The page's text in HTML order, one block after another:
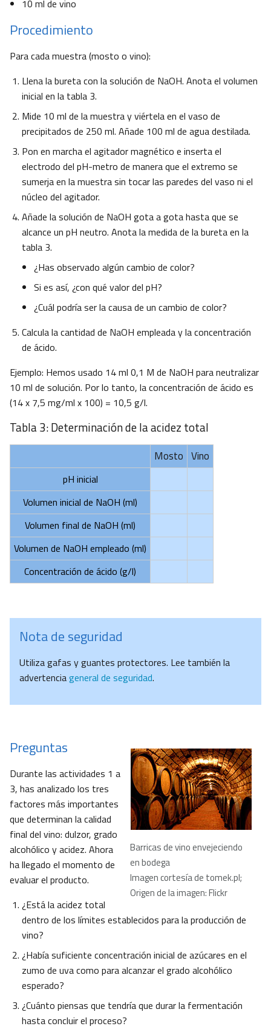
10 ml de vino
Procedimiento
Para cada muestra (mosto o vino):
Llena la bureta con la solución de NaOH. Anota el volumen
inicial en la tabla 3.
Mide 10 ml de la muestra y viértela en el vaso de
precipitados de 250 ml. Añade 100 ml de agua destilada.
Pon en marcha el agitador magnético e inserta el
electrodo del pH-metro de manera que el extremo se
sumerja en la muestra sin tocar las paredes del vaso ni el
núcleo del agitador.
Añade la solución de NaOH gota a gota hasta que se
alcance un pH neutro. Anota la medida de la bureta en la
tabla 3.
¿Has observado algún cambio de color?
Si es así, ¿con qué valor del pH?
¿Cuál podría ser la causa de un cambio de color?
Calcula la cantidad de NaOH empleada y la concentración
de ácido.
Ejemplo: Hemos usado 14 ml 0,1 M de NaOH para neutralizar
10 ml de solución. Por lo tanto, la concentración de ácido es
(14 x 7,5 mg/ml x 100) = 10,5 g/l.
Tabla 3: Determinación de la acidez total
Mosto Vino
pH inicial
Volumen inicial de NaOH (ml)
Volumen final de NaOH (ml)
Volumen de NaOH empleado (ml)
Concentración de ácido (g/l)
Nota de seguridad
Utiliza gafas y guantes protectores. Lee también la
advertenciageneral de seguridad.
Barricas de vino envejeciendo
en bodega
Imagen cortesía de tomek.pl;
Origen de la imagen: Flickr
Preguntas
Durante las actividades 1 a
3, has analizado los tres
factores más importantes
que determinan la calidad
final del vino: dulzor, grado
alcohólico y acidez. Ahora
ha llegado el momento de
evaluar el producto.
¿Está la acidez total
dentro de los límites establecidos para la producción de
vino?
¿Había suficiente concentración inicial de azúcares en el
zumo de uva como para alcanzar el grado alcohólico
esperado?
¿Cuánto piensas que tendría que durar la fermentación
hasta concluir el proceso?